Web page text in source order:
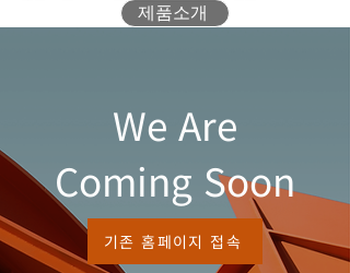
제품소개
We Are
Coming Soon
기존 홈페이지 접속